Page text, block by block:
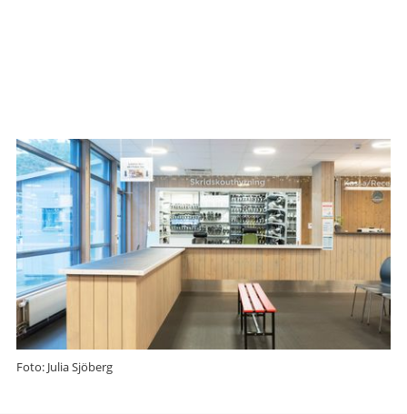
Foto: Julia Sjöberg